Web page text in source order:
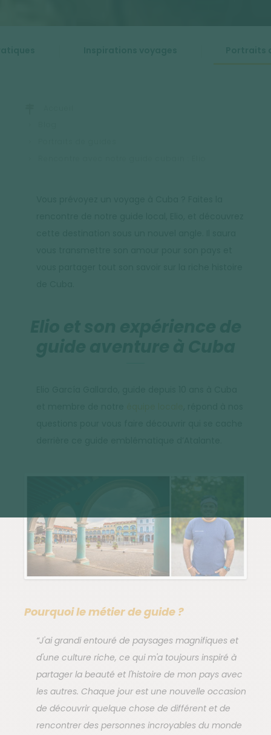
Pourquoi le métier de guide ?
“J'ai grandi entouré de paysages magnifiques et
d'une culture riche, ce qui m'a toujours inspiré à
partager la beauté et l'histoire de mon pays avec
les autres. Chaque jour est une nouvelle occasion
de découvrir quelque chose de différent et de
rencontrer des personnes incroyables du monde